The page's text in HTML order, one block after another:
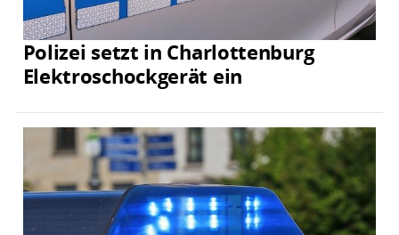
Polizei setzt in Charlottenburg
Elektroschockgerät ein